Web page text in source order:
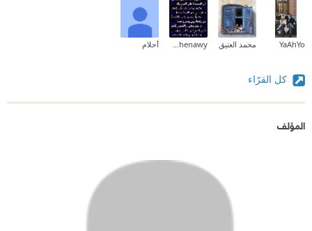
YaAhYo محمد العتيق أحلام
كل القرّاء
المؤلف